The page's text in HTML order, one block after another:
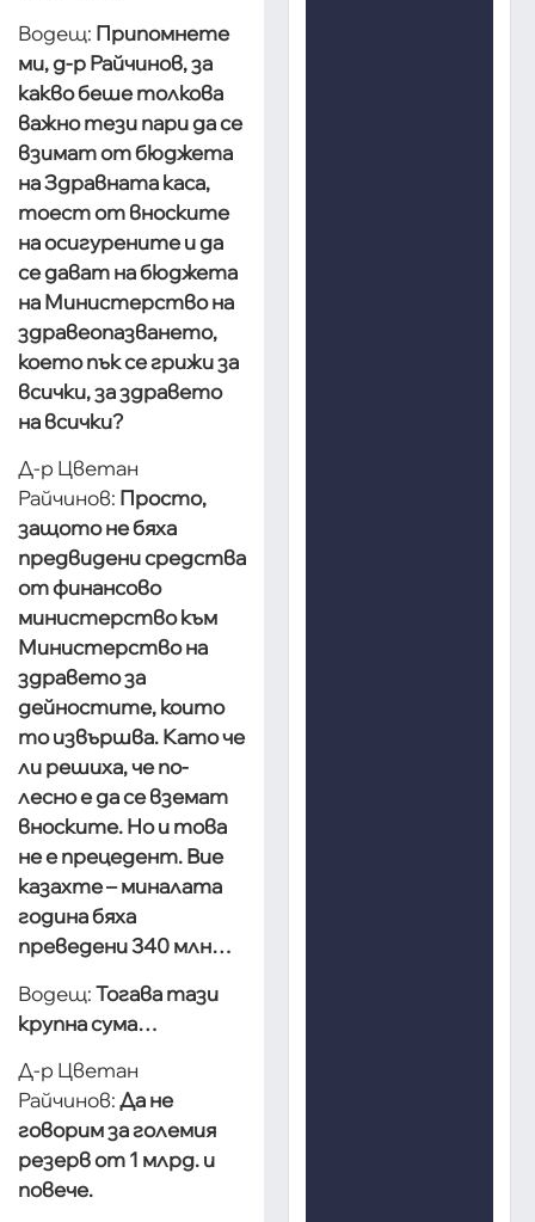
Водещ: Припомнете
ми, д-р Райчинов, за
какво беше толкова
важно тези пари да се
взимат от бюджета
на Здравната каса,
тоест от вноските
на осигурените и да
се дават на бюджета
на Министерство на
здравеопазването,
което пък се грижи за
всички, за здравето
на всички?
Д-р Цветан
Райчинов: Просто,
защото не бяха
предвидени средства
от финансово
министерство към
Министерство на
здравето за
дейностите, които
то извършва. Като че
ли решиха, че по-
лесно е да се вземат
вноските. Но и това
не е прецедент. Вие
казахте – миналата
година бяха
преведени 340 млн…
Водещ:Тогава тази
крупна сума…
Д-р Цветан
Райчинов:Да не
говорим за големия
резерв от 1 млрд. и
повече.